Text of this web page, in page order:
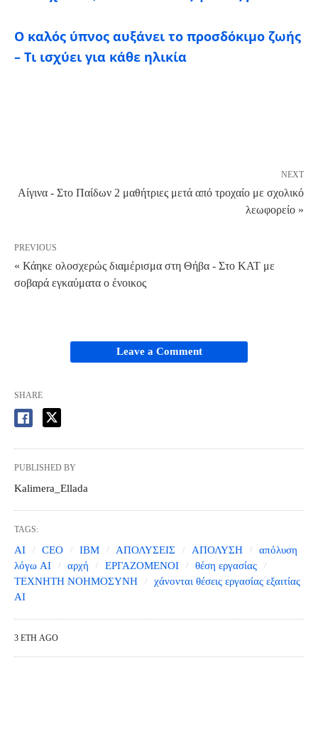
Ο καλός ύπνος αυξάνει το προσδόκιμο ζωής
– Τι ισχύει για κάθε ηλικία
NEXT
Αίγινα - Στο Παίδων 2 μαθήτριες μετά από τροχαίο με σχολικό
λεωφορείο »
PREVIOUS
« Κάηκε ολοσχερώς διαμέρισμα στη Θήβα - Στο ΚΑΤ με
σοβαρά εγκαύματα ο ένοικος
Leave a Comment
SHARE
PUBLISHED BY
Kalimera_Ellada
TAGS:
AI CEO IBM ΑΠΟΛΥΣΕΙΣ ΑΠΟΛΥΣΗ
απόλυση
λόγω AI
αρχή ΕΡΓΑΖΟΜΕΝΟΙ
θέση εργασίας
ΤΕΧΝΗΤΗ ΝΟΗΜΟΣΥΝΗ
χάνονται θέσεις εργασίας εξαιτίας
AI
3 ΈΤΗ AGO